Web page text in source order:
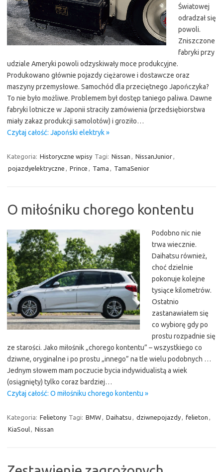
Światowej
odradzał się
powoli.
Zniszczone
fabryki przy
udziale Ameryki powoli odzyskiwały moce produkcyjne.
Produkowano głównie pojazdy ciężarowe i dostawcze oraz
maszyny przemysłowe. Samochód dla przeciętnego Japończyka?
To nie było możliwe. Problemem był dostęp taniego paliwa. Dawne
fabryki lotnicze w Japonii straciły zamówienia (przedsiębiorstwa
miały zakaz produkcji samolotów) i groziło…
Czytaj całość: Japoński elektryk »
Kategoria: Historyczne wpisy Tagi: Nissan , NissanJunior,
pojazdyelektryczne , Prince , Tama , TamaSenior
O miłośniku chorego kontentu
Podobno nic nie
trwa wiecznie.
Daihatsu również,
choć dzielnie
pokonuje kolejne
tysiące kilometrów.
Ostatnio
zastanawiałem się
co wybiorę gdy po
prostu rozpadnie się
ze starości. Jako miłośnik „chorego kontentu” – wszystkiego co
dziwne, oryginalne i po prostu „innego” na tle wielu podobnych …
Jednym słowem mam poczucie bycia indywidualistą a wiek
(osiągnięty) tylko coraz bardziej…
Czytaj całość: O miłośniku chorego kontentu »
Kategoria: Felietony Tagi: BMW, Daihatsu , dziwnepojazdy, felieton ,
KiaSoul, Nissan